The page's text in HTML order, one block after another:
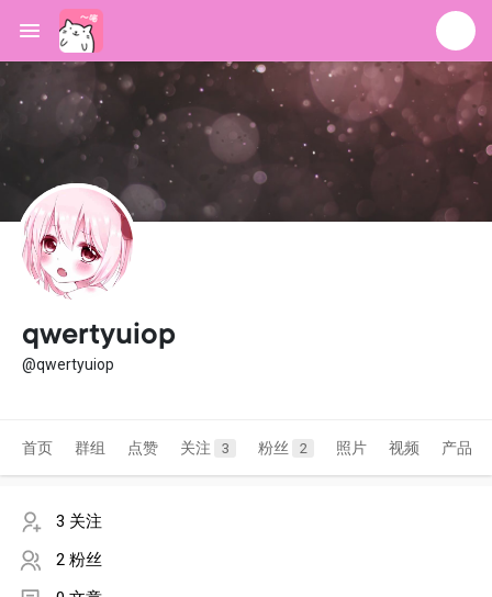
qwertyuiop
@qwertyuiop
首页 群组 点赞 关注 3 粉丝 2 照片 视频 产品
3 关注
2 粉丝